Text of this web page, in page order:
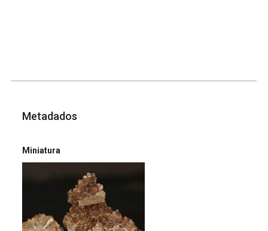
Metadados
Miniatura